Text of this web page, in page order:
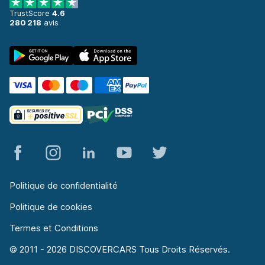
477 affaires dans 7 lieux
Aéroport de Toulouse-Blagnac
Gare de Toulouse
à partir de 32,00 € par jour
TrustScore 4.6
280 218 avis
© 2011 - 2026 DISCOVERCARS Tous Droits Réservés.
Politique de confidentialité
Politique de cookies
Termes et Conditions